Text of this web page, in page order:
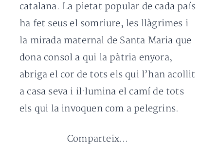
catalana. La pietat popular de cada país
ha fet seus el somriure, les llàgrimes i
la mirada maternal de Santa Maria que
dona consol a qui la pàtria enyora,
abriga el cor de tots els qui l’han acollit
a casa seva i il·lumina el camí de tots
els qui la invoquen com a pelegrins.
Comparteix...